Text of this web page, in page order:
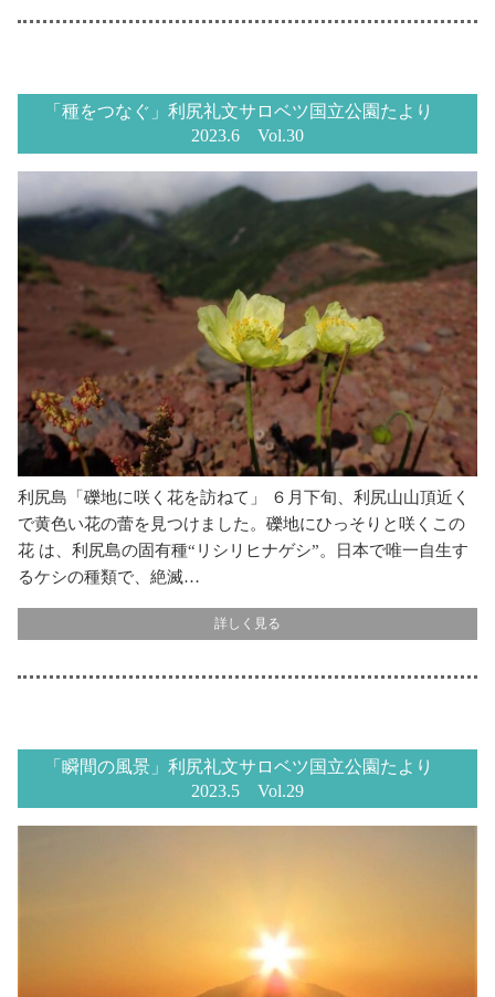
「種をつなぐ」利尻礼文サロベツ国立公園たより
2023.6 Vol.30
利尻島「礫地に咲く花を訪ねて」 ６月下旬、利尻山山頂近く
で黄色い花の蕾を見つけました。礫地にひっそりと咲くこの
花 は、利尻島の固有種“リシリヒナゲシ”。日本で唯一自生す
るケシの種類で、絶滅…
詳しく見る
「瞬間の風景」利尻礼文サロベツ国立公園たより
2023.5 Vol.29